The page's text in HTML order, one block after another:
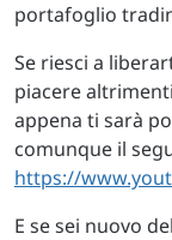
portafoglio
Se riesci a
piacere
appena ti sarà
comunque il
https://
E se sei nuovo